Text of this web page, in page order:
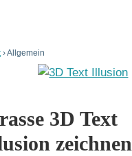
›Allgemein
3D Text
zeichnen